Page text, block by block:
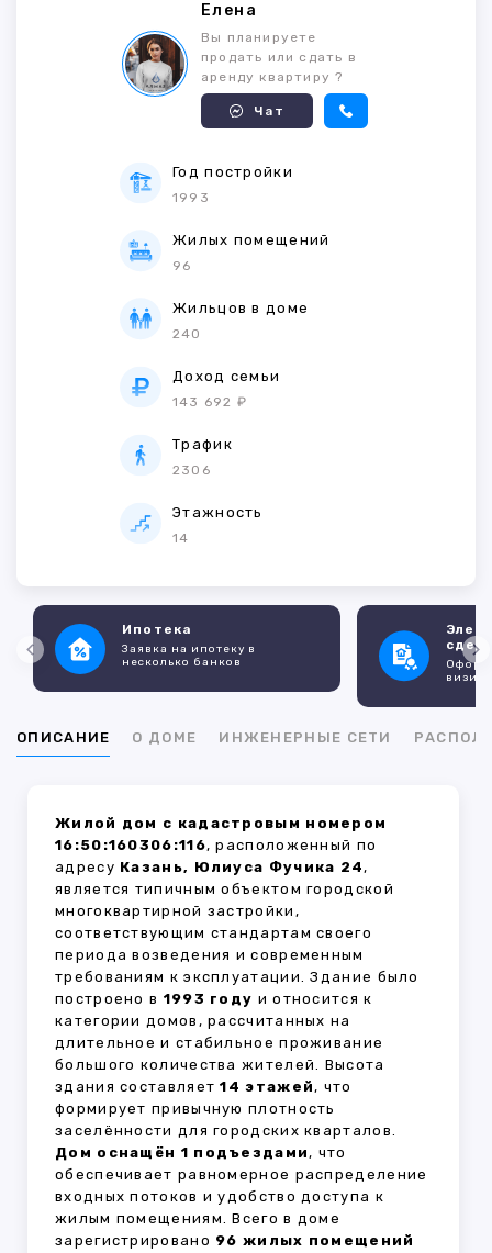
Елена
Вы планируете
продать или сдать в
аренду квартиру ?
Чат
Год постройки
1993
Жилых помещений
96
Жильцов в доме
240
Доход семьи
143 692 ₽
Трафик
2306
Этажность
14
Ипотека
Заявка на ипотеку в
несколько банков
ОПИСАНИЕ О ДОМЕ ИНЖЕНЕРНЫЕ СЕТИ
Жилой дом с кадастровым номером
16:50:160306:116, расположенный по
адресу Казань, Юлиуса Фучика 24,
является типичным объектом городской
многоквартирной застройки,
соответствующим стандартам своего
периода возведения и современным
требованиям к эксплуатации. Здание было
построено в 1993 году и относится к
категории домов, рассчитанных на
длительное и стабильное проживание
большого количества жителей. Высота
здания составляет14 этажей, что
формирует привычную плотность
заселённости для городских кварталов.
Дом оснащён 1 подъездами, что
обеспечивает равномерное распределение
входных потоков и удобство доступа к
жилым помещениям. Всего в доме
зарегистрировано 96 жилых помещений